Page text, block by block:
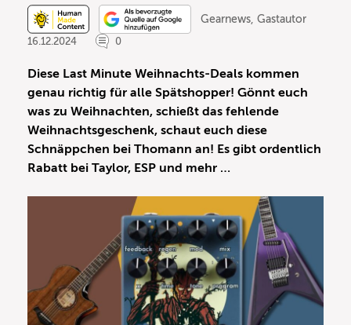
Gearnews, Gastautor
16.12.2024
0
Diese Last Minute Weihnachts-Deals kommen
genau richtig für alle Spätshopper! Gönnt euch
was zu Weihnachten, schießt das fehlende
Weihnachtsgeschenk, schaut euch diese
Schnäppchen bei Thomann an! Es gibt ordentlich
Rabatt bei Taylor, ESP und mehr …